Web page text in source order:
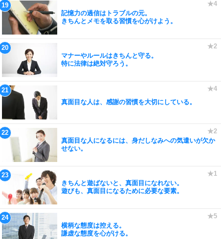
記憶力の過信はトラブルの元。
きちんとメモを取る習慣を心がけよう。
マナーやルールはきちんと守る。
特に法律は絶対守ろう。
真面目な人は、感謝の習慣を大切にしている。
真面目な人になるには、身だしなみへの気遣いが欠か
せない。
きちんと遊ばないと、真面目になれない。
遊びも、真面目になるために必要な要素。
横柄な態度は控える。
謙虚な態度を心がける。